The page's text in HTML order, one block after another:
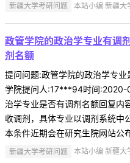
新疆大学考研问题 本站小编 新疆
政管学院的政治学专业有调
剂名额
提问问题:政管学院的政治学专
学院提问人:17***94时间
治学专业是否有调剂名额回复内
收调剂，具体专业以调剂系统中
本条件近期会在研究生院网站公
新疆大学考研问题 本站小编 新疆